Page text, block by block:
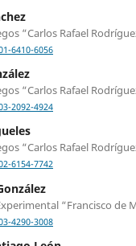
“Carlos Rafael
6410-6056
“Carlos Rafael
2092-4924
“Carlos Rafael
6154-7742
“Francisco de
4290-3008